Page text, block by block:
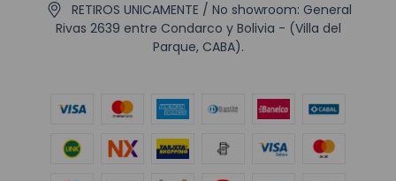
RETIROS UNICAMENTE / No showroom: General
Rivas 2639 entre Condarco y Bolivia - (Villa del
Parque, CABA).